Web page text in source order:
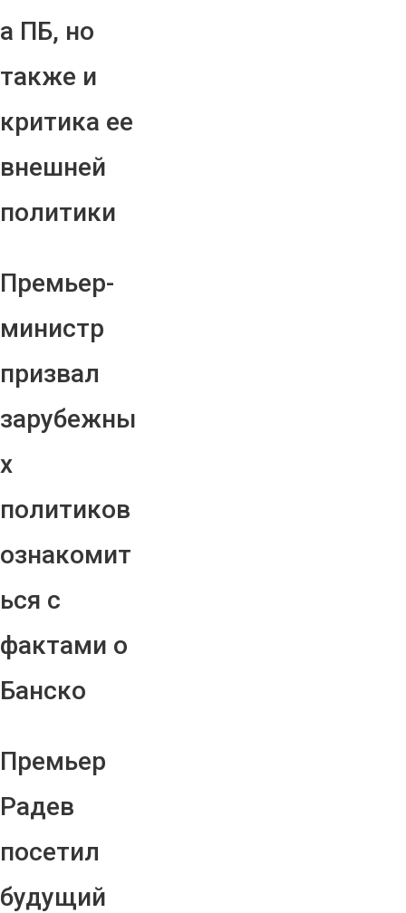
а ПБ, но
также и
критика ее
внешней
политики
Премьер-
министр
призвал
зарубежны
х
политиков
ознакомит
ься с
фактами о
Банско
Премьер
Радев
посетил
будущий